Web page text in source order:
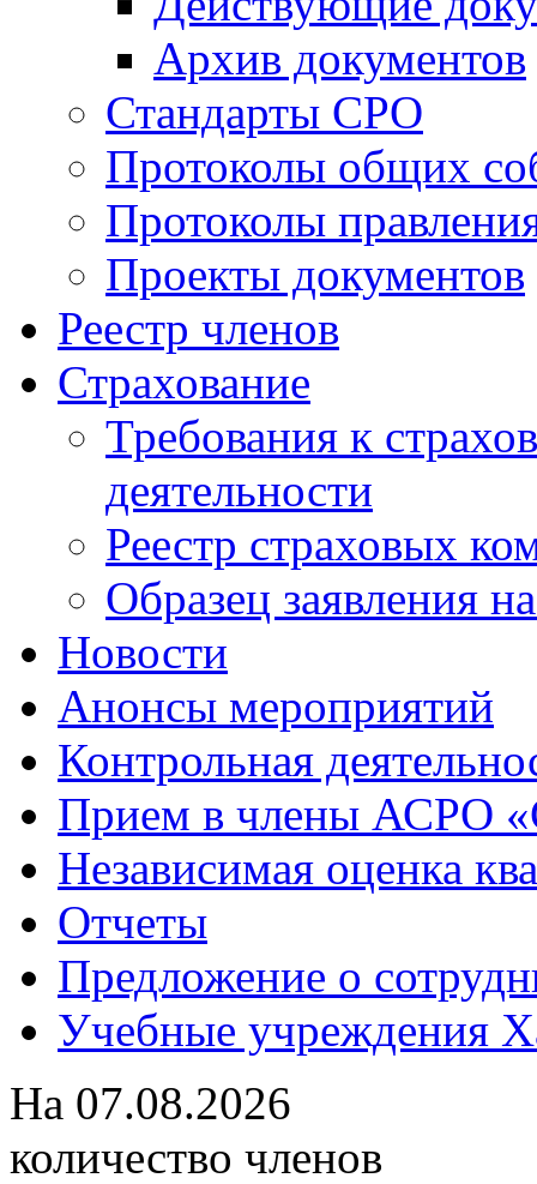
Архив документов
Стандарты СРО
Протоколы общих
Протоколы
Проекты документов
Реестр членов
Страхование
Требования к
деятельности
Реестр страховых
Образец заявления
Новости
Анонсы мероприятий
Контрольная
Прием в члены АСРО
Независимая оценка
Отчеты
Предложение о
Учебные учреждения
На 07.08.2026
количество членов